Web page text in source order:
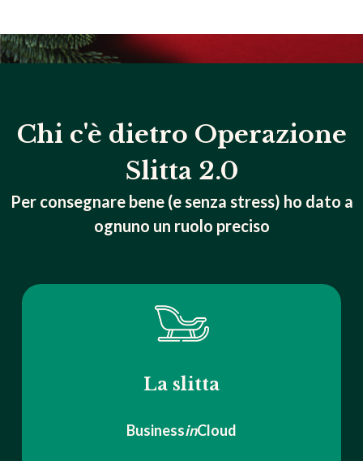
Chi c'è dietro Operazione
Slitta 2.0
Per consegnare bene (e senza stress) ho dato a
ognuno un ruolo preciso
La slitta
BusinessinCloud